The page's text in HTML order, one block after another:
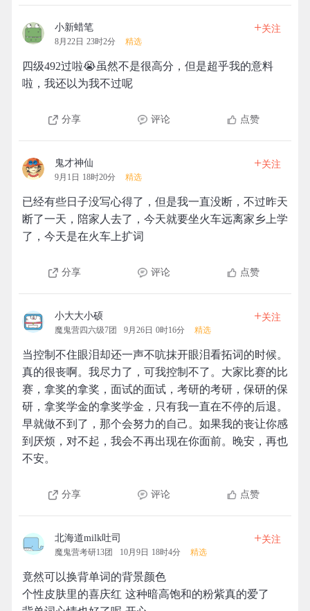
小新蜡笔
8月22日 23时2分 精选
+关注
四级492过啦😭虽然不是很高分，但是超乎我的意料
啦，我还以为我不过呢
分享 评论 点赞
鬼才神仙
9月1日 18时20分 精选
+关注
已经有些日子没写心得了，但是我一直没断，不过昨天
断了一天，陪家人去了，今天就要坐火车远离家乡上学
了，今天是在火车上扩词
分享 评论 点赞
小大大小硕
魔鬼营四六级7团 9月26日 0时16分 精选
+关注
当控制不住眼泪却还一声不吭抹开眼泪看拓词的时候。
真的很丧啊。我尽力了，可我控制不了。大家比赛的比
赛，拿奖的拿奖，面试的面试，考研的考研，保研的保
研，拿奖学金的拿奖学金，只有我一直在不停的后退。
早就做不到了，那个会努力的自己。如果我的丧让你感
到厌烦，对不起，我会不再出现在你面前。晚安，再也
不安。
分享 评论 点赞
北海道milk吐司
魔鬼营考研13团 10月9日 18时4分 精选
+关注
竟然可以换背单词的背景颜色
个性皮肤里的喜庆红 这种暗高饱和的粉紫真的爱了